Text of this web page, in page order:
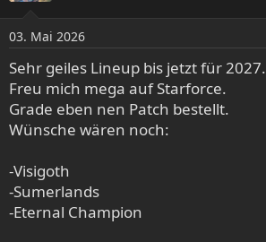
03. Mai 2026
Sehr geiles Lineup bis jetzt für 2027.
Freu mich mega auf Starforce.
Grade eben nen Patch bestellt.
Wünsche wären noch:
-Visigoth
-Sumerlands
-Eternal Champion